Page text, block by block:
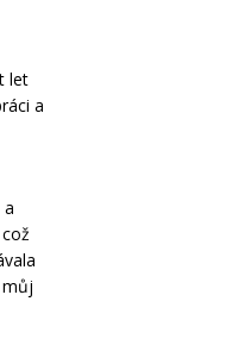
let
a